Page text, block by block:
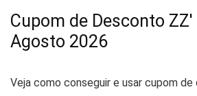
Cupom de Desconto
Agosto 2026
Veja como conseguir e usar cupom